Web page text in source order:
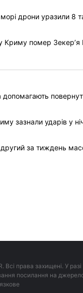
дрони уразили 8
Криму помер Зекерʼя
допомагають
зазнали ударів у
другий за тиждень
Всі права захищені. У разі
посилання на